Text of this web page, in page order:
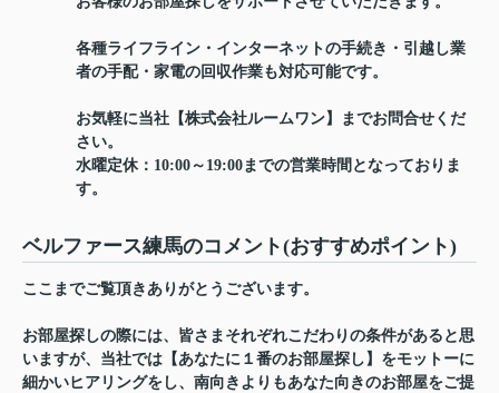
各種ライフライン・インターネットの手続き・引越し業
者の手配・家電の回収作業も対応可能です。
お気軽に当社【株式会社ルームワン】までお問合せくだ
さい。
水曜定休：10:00～19:00までの営業時間となっておりま
す。
ベルファース練馬のコメント(おすすめポイント)
ここまでご覧頂きありがとうございます。
お部屋探しの際には、皆さまそれぞれこだわりの条件があると思
いますが、当社では【あなたに１番のお部屋探し】をモットーに
細かいヒアリングをし、南向きよりもあなた向きのお部屋をご提